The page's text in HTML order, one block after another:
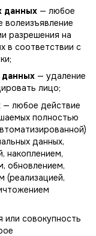
данных — любое
разрешения на
в соответствии с
данных — удаление
лицо;
— любое действие
полностью
данных,
накоплением,
обновлением,
(реализацией,
или совокупность